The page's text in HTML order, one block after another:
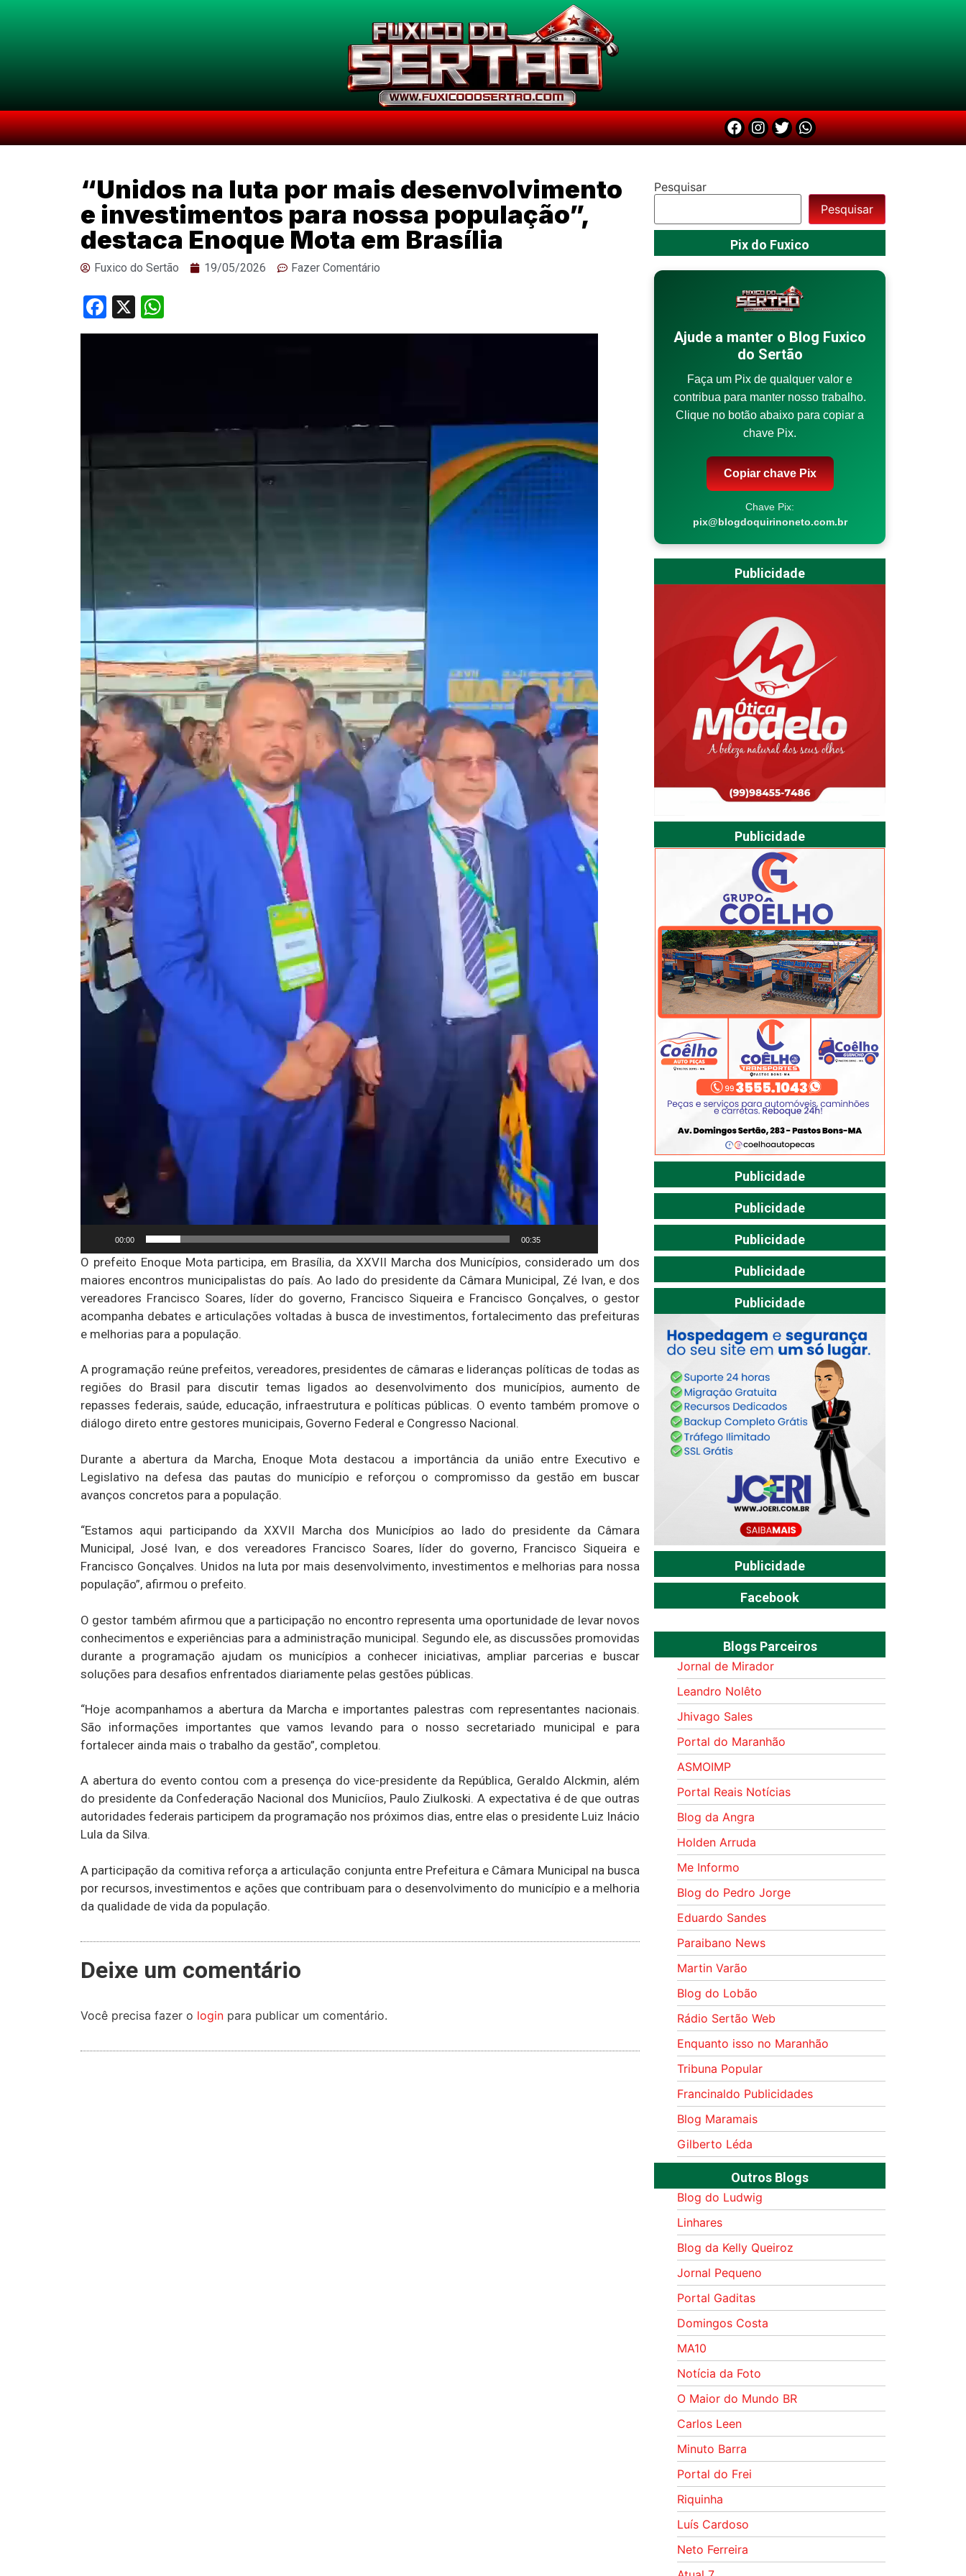
“Unidos na luta por mais desenvolvimento
e investimentos para nossa população”,
destaca Enoque Mota em Brasília
Fuxico do Sertão 19/05/2026 Fazer Comentário
Facebook
X
00:00 00:35
O prefeito Enoque Mota participa, em Brasília, da XXVII Marcha dos Municípios, considerado um dos
maiores encontros municipalistas do país. Ao lado do presidente da Câmara Municipal, Zé Ivan, e dos
vereadores Francisco Soares, líder do governo, Francisco Siqueira e Francisco Gonçalves, o gestor
acompanha debates e articulações voltadas à busca de investimentos, fortalecimento das prefeituras
e melhorias para a população.
A programação reúne prefeitos, vereadores, presidentes de câmaras e lideranças políticas de todas as
regiões do Brasil para discutir temas ligados ao desenvolvimento dos municípios, aumento de
repasses federais, saúde, educação, infraestrutura e políticas públicas. O evento também promove o
diálogo direto entre gestores municipais, Governo Federal e Congresso Nacional.
Durante a abertura da Marcha, Enoque Mota destacou a importância da união entre Executivo e
Legislativo na defesa das pautas do município e reforçou o compromisso da gestão em buscar
avanços concretos para a população.
“Estamos aqui participando da XXVII Marcha dos Municípios ao lado do presidente da Câmara
Municipal, José Ivan, e dos vereadores Francisco Soares, líder do governo, Francisco Siqueira e
Francisco Gonçalves. Unidos na luta por mais desenvolvimento, investimentos e melhorias para nossa
população”, afirmou o prefeito.
O gestor também afirmou que a participação no encontro representa uma oportunidade de levar novos
conhecimentos e experiências para a administração municipal. Segundo ele, as discussões promovidas
durante a programação ajudam os municípios a conhecer iniciativas, ampliar parcerias e buscar
soluções para desafios enfrentados diariamente pelas gestões públicas.
“Hoje acompanhamos a abertura da Marcha e importantes palestras com representantes nacionais.
São informações importantes que vamos levando para o nosso secretariado municipal e para
fortalecer ainda mais o trabalho da gestão”, completou.
A abertura do evento contou com a presença do vice-presidente da República, Geraldo Alckmin, além
do presidente da Confederação Nacional dos Municíios, Paulo Ziulkoski. A expectativa é de que outras
autoridades federais participem da programação nos próximos dias, entre elas o presidente Luiz Inácio
Lula da Silva.
A participação da comitiva reforça a articulação conjunta entre Prefeitura e Câmara Municipal na busca
por recursos, investimentos e ações que contribuam para o desenvolvimento do município e a melhoria
da qualidade de vida da população.
Deixe um comentário
Você precisa fazer o login para publicar um comentário.
Pesquisar
Pesquisar
Pix do Fuxico
Ajude a manter o Blog Fuxico
do Sertão
Faça um Pix de qualquer valor e
contribua para manter nosso trabalho.
Clique no botão abaixo para copiar a
chave Pix.
Copiar chave Pix
Chave Pix:
pix@blogdoquirinoneto.com.br
Publicidade
Publicidade
Publicidade
Publicidade
Publicidade
Publicidade
Publicidade
Publicidade
Facebook
Blogs Parceiros
Jornal de Mirador
Leandro Nolêto
Jhivago Sales
Portal do Maranhão
ASMOIMP
Portal Reais Notí­cias
Blog da Angra
Holden Arruda
Me Informo
Blog do Pedro Jorge
Eduardo Sandes
Paraibano News
Martin Varão
Blog do Lobão
Rádio Sertão Web
Enquanto isso no Maranhão
Tribuna Popular
Francinaldo Publicidades
Blog Maramais
Gilberto Léda
Outros Blogs
Blog do Ludwig
Linhares
Blog da Kelly Queiroz
Jornal Pequeno
Portal Gaditas
Domingos Costa
MA10
Notícia da Foto
O Maior do Mundo BR
Carlos Leen
Minuto Barra
Portal do Frei
Riquinha
Luís Cardoso
Neto Ferreira